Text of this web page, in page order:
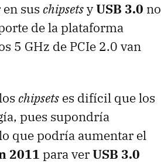
sus chipsetsyUSB 3.0 no
de la plataforma
5 GHz de PCIe 2.0 van
chipsets es difícil que los
pues supondría
que podría aumentar el
2011 para verUSB 3.0